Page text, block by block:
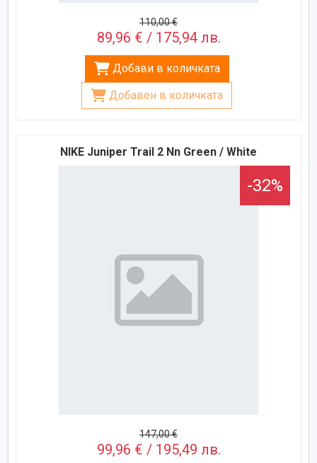
110,00 €
89,96 € / 175,94 лв.
Добави в количката
Добавен в количката
NIKE Juniper Trail 2 Nn Green / White
-32%
147,00 €
99,96 € / 195,49 лв.